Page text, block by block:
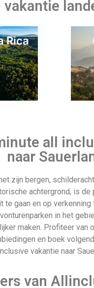
vakantie
Rica
Last minute 5
all
naar
zijn bergen,
achtergrond, is
te gaan en op verkenning
in het
maken. Profiteer van
en boek
vakantie naar
van